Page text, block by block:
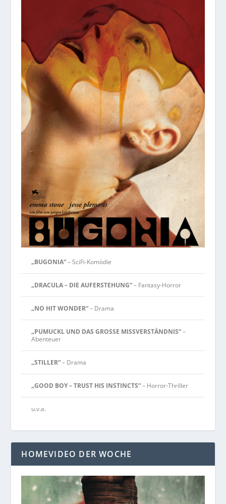
„BUGONIA“– SciFi-Komödie
„DRACULA – DIE AUFERSTEHUNG“– Fantasy-Horror
„NO HIT WONDER“– Drama
„PUMUCKL UND DAS GROSSE MISSVERSTÄNDNIS“–
Abenteuer
„STILLER“– Drama
„GOOD BOY – TRUST HIS INSTINCTS“– Horror-Thriller
u.v.a.
HOMEVIDEO DER WOCHE